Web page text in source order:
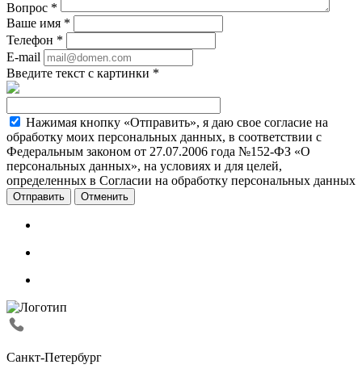
Вопрос *
Ваше имя *
Телефон *
E-mail
Введите текст с картинки *
Нажимая кнопку «Отправить», я даю свое согласие на
обработку моих персональных данных, в соответствии с
Федеральным законом от 27.07.2006 года №152-ФЗ «О
персональных данных», на условиях и для целей,
определенных в Согласии на обработку персональных данных
Отменить
Санкт-Петербург